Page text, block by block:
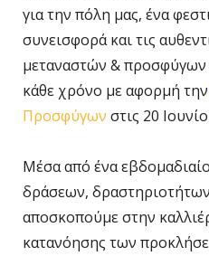
για την πόλη μας, ένα
συνεισφορά και τις
μεταναστών & προσφύγων
κάθε χρόνο με αφορμή την
Προσφύγων στις 20
Μέσα από ένα
δράσεων,
αποσκοπούμε στην
κατανόησης των